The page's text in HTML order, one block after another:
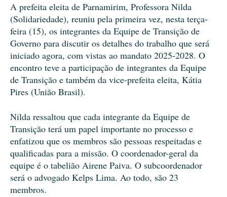
A prefeita eleita de Parnamirim, Professora Nilda
(Solidariedade), reuniu pela primeira vez, nesta terça-
feira (15), os integrantes da Equipe de Transição de
Governo para discutir os detalhes do trabalho que será
iniciado agora, com vistas ao mandato 2025-2028. O
encontro teve a participação de integrantes da Equipe
de Transição e também da vice-prefeita eleita, Kátia
Pires (União Brasil).
Nilda ressaltou que cada integrante da Equipe de
Transição terá um papel importante no processo e
enfatizou que os membros são pessoas respeitadas e
qualificadas para a missão. O coordenador-geral da
equipe é o tabelião Airene Paiva. O subcoordenador
será o advogado Kelps Lima. Ao todo, são 23
membros.